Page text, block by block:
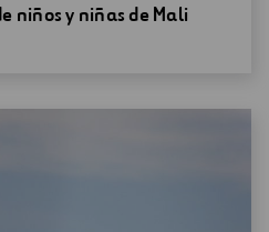
niños y niñas de Mali